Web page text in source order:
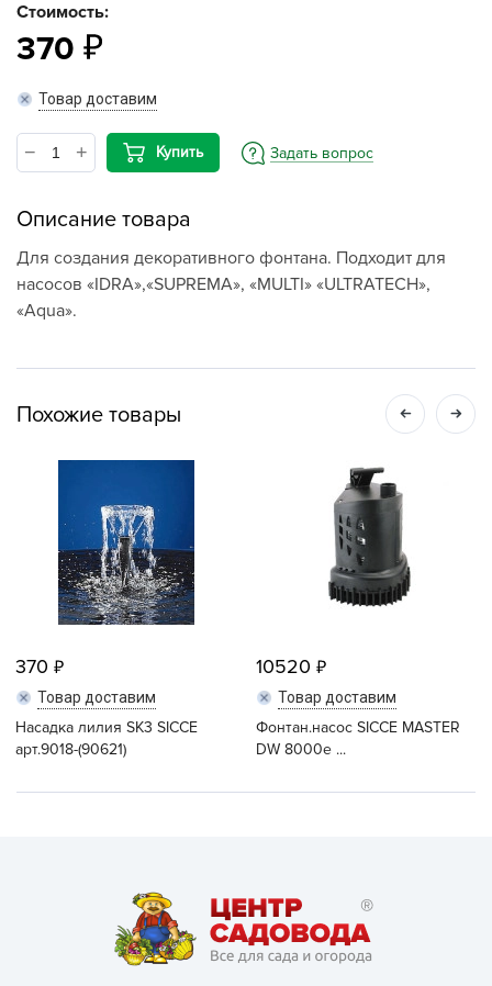
Стоимость:
370
Товар доставим
Купить Задать вопрос
Описание товара
Для создания декоративного фонтана. Подходит для
насосов «IDRA»,«SUPREMA», «MULTI» «ULTRATECH»,
«Aqua».
Похожие товары
370
Товар доставим
Насадка лилия SK3 SICCE
арт.9018-(90621)
10520
Товар доставим
Фонтан.насос SICCE MASTER
DW 8000e ...